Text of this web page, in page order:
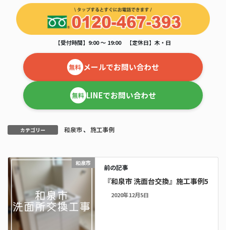
【受付時間】9:00 ～ 19:00 【定休日】木・日
無料 メールでお問い合わせ
無料 LINEでお問い合わせ
カテゴリー 和泉市、 施工事例
和泉市
前の記事
『和泉市 洗面台交換』施工事例5
2020年12月5日